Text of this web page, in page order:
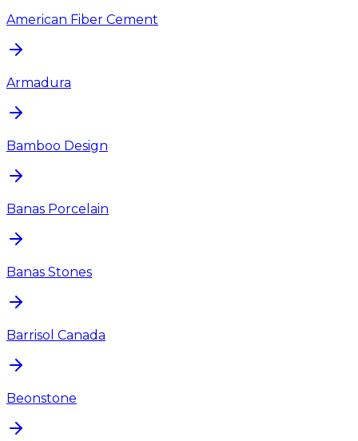
American Fiber Cement
Armadura
Bamboo Design
Banas Porcelain
Banas Stones
Barrisol Canada
Beonstone